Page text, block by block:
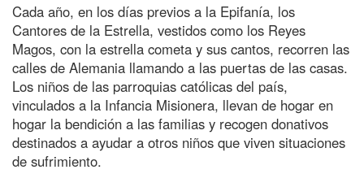
Cada año, en los días previos a la Epifanía, los
Cantores de la Estrella, vestidos como los Reyes
Magos, con la estrella cometa y sus cantos, recorren las
calles de Alemania llamando a las puertas de las casas.
Los niños de las parroquias católicas del país,
vinculados a la Infancia Misionera, llevan de hogar en
hogar la bendición a las familias y recogen donativos
destinados a ayudar a otros niños que viven situaciones
de sufrimiento.